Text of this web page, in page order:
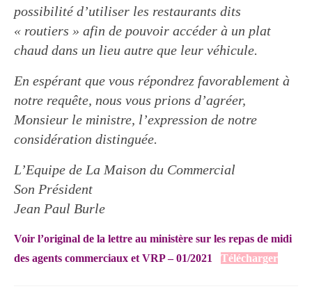
possibilité d’utiliser les restaurants dits
« routiers » afin de pouvoir accéder à un plat
chaud dans un lieu autre que leur véhicule.
En espérant que vous répondrez favorablement à
notre requête, nous vous prions d’agréer,
Monsieur le ministre, l’expression de notre
considération distinguée.
L’Equipe de La Maison du Commercial
Son Président
Jean Paul Burle
Voir l’original de la lettre au ministère sur les repas de midi
des agents commerciaux et VRP – 01/2021
Télécharger